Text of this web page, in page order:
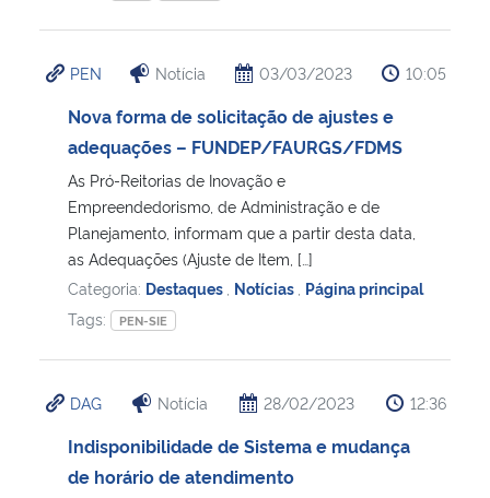
PEN Notícia 03/03/2023 10:05
Nova forma de solicitação de ajustes e
adequações – FUNDEP/FAURGS/FDMS
As Pró-Reitorias de Inovação e
Empreendedorismo, de Administração e de
Planejamento, informam que a partir desta data,
as Adequações (Ajuste de Item, […]
Categoria: Destaques Notícias Página principal
Tags:
PEN-SIE
DAG Notícia 28/02/2023 12:36
Indisponibilidade de Sistema e mudança
de horário de atendimento